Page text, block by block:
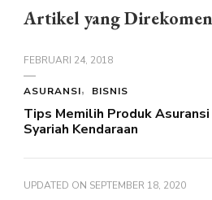
Artikel yang
FEBRUARI 24, 2018
ASURANSI BISNIS
Tips Memilih Produk Asuransi
Syariah Kendaraan
UPDATED ON SEPTEMBER 18, 2020